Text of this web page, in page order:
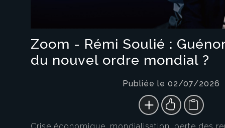
Video
Zoom - Rémi Soulié :
du nouvel ordre mondial ?
Publiée le 02/07/2026